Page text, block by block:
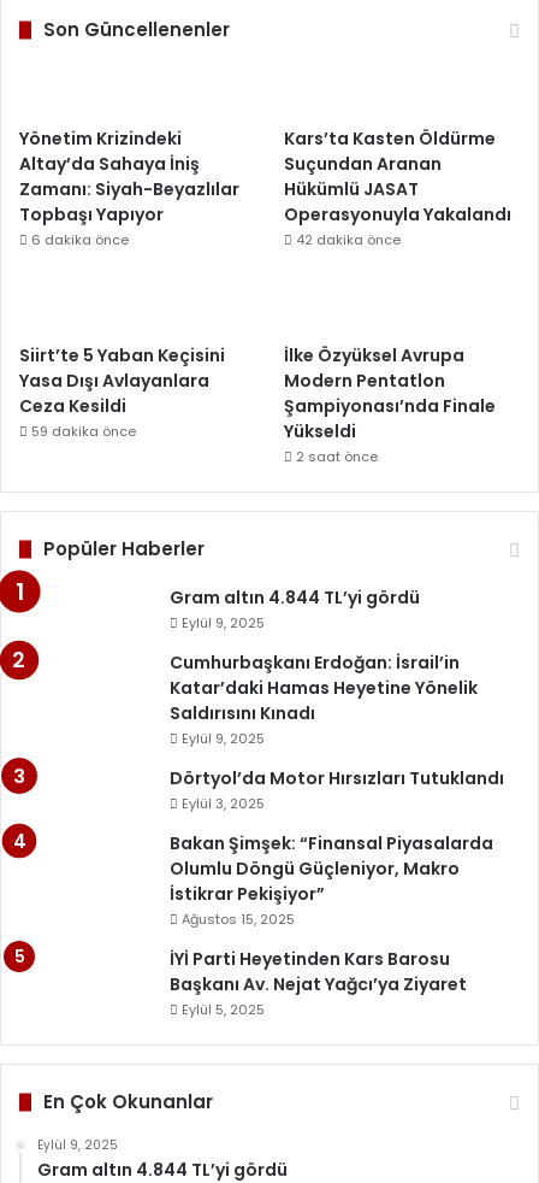
Son Güncellenenler
Yönetim Krizindeki
Altay’da Sahaya İniş
Zamanı: Siyah-Beyazlılar
Topbaşı Yapıyor
6 dakika önce
Kars’ta Kasten Öldürme
Suçundan Aranan
Hükümlü JASAT
Operasyonuyla Yakalandı
42 dakika önce
Siirt’te 5 Yaban Keçisini
Yasa Dışı Avlayanlara
Ceza Kesildi
59 dakika önce
İlke Özyüksel Avrupa
Modern Pentatlon
Şampiyonası’nda Finale
Yükseldi
2 saat önce
Popüler Haberler
Gram altın 4.844 TL’yi gördü
Eylül 9, 2025
Cumhurbaşkanı Erdoğan: İsrail’in
Katar’daki Hamas Heyetine Yönelik
Saldırısını Kınadı
Eylül 9, 2025
Dörtyol’da Motor Hırsızları Tutuklandı
Eylül 3, 2025
Bakan Şimşek: “Finansal Piyasalarda
Olumlu Döngü Güçleniyor, Makro
İstikrar Pekişiyor”
Ağustos 15, 2025
İYİ Parti Heyetinden Kars Barosu
Başkanı Av. Nejat Yağcı’ya Ziyaret
Eylül 5, 2025
En Çok Okunanlar
Eylül 9, 2025
Gram altın 4.844 TL’yi gördü